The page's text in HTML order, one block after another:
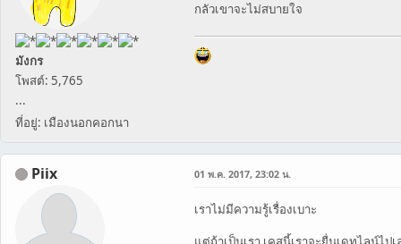
มังกร
โพสต์: 5,765
...
ที่อยู่: เมืองนอกคอกนา
กลัวเขาจะไม่สบายใจ
Piix 01 พ.ค. 2017, 23:02 น.
เราไม่มีความรู้เรื่องเบาะ